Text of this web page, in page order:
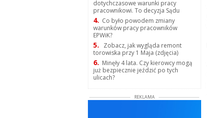
dotychczasowe warunki pracy
pracownikowi. To decyzja Sądu
4. Co było powodem zmiany
warunków pracy pracowników
EPWiK?
5.
Zobacz, jak wygląda remont
torowiska przy 1 Maja (zdjęcia)
6. Minęły 4 lata. Czy kierowcy mogą
już bezpiecznie jeździć po tych
ulicach?
REKLAMA